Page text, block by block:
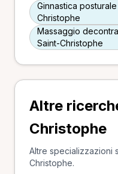
Ginnastica
Christophe
Massaggio
Saint-Christophe
Altre
Christophe
Altre specializzazioni
Christophe.